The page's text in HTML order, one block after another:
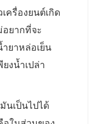
ครื่องยนต์เกิด
ยากที่จะ
ยาหล่อเย็น
งน้ำเปล่า
นเป็นไปได้